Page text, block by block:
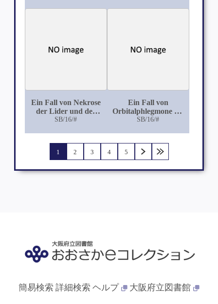
Ein Fall von Nekrose
der Lider und des
Orbitalinhaltes nach
SB/16/#
Ein Fall von
Orbitalphlegmone bei
Schädelsyphilis
SB/16/#
1 2 3 4 5
簡易検索 詳細検索 ヘルプ 大阪府立図書館